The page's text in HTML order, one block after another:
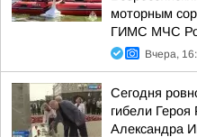
моторным
ГИМС МЧС
Вчера,
Сегодня
гибели
Александра